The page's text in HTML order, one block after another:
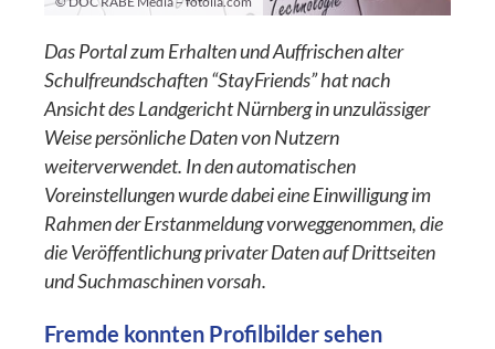
Das Portal zum Erhalten und Auffrischen alter
Schulfreundschaften “StayFriends” hat nach
Ansicht des Landgericht Nürnberg in unzulässiger
Weise persönliche Daten von Nutzern
weiterverwendet. In den automatischen
Voreinstellungen wurde dabei eine Einwilligung im
Rahmen der Erstanmeldung vorweggenommen, die
die Veröffentlichung privater Daten auf Drittseiten
und Suchmaschinen vorsah.
Fremde konnten Profilbilder sehen